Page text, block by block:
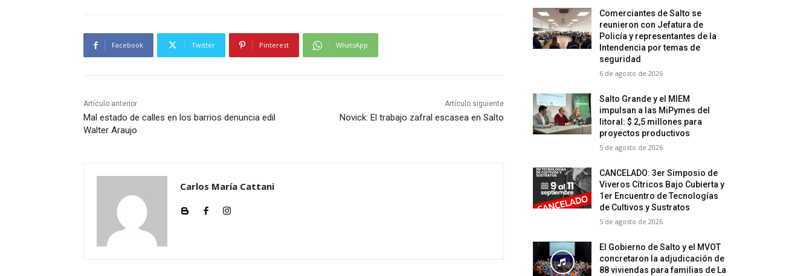
Facebook Twitter Pinterest WhatsApp
Artículo anterior
Mal estado de calles en los barrios denuncia edil
Walter Araujo
Artículo siguiente
Novick: El trabajo zafral escasea en Salto
Carlos María Cattani
Comerciantes de Salto se
reunieron con Jefatura de
Policía y representantes de la
Intendencia por temas de
seguridad
6 de agosto de 2026
Salto Grande y el MIEM
impulsan a las MiPymes del
litoral: $ 2,5 millones para
proyectos productivos
5 de agosto de 2026
CANCELADO: 3er Simposio de
Viveros Cítricos Bajo Cubierta y
1er Encuentro de Tecnologías
de Cultivos y Sustratos
5 de agosto de 2026
El Gobierno de Salto y el MVOT
concretaron la adjudicación de
88 viviendas para familias de La